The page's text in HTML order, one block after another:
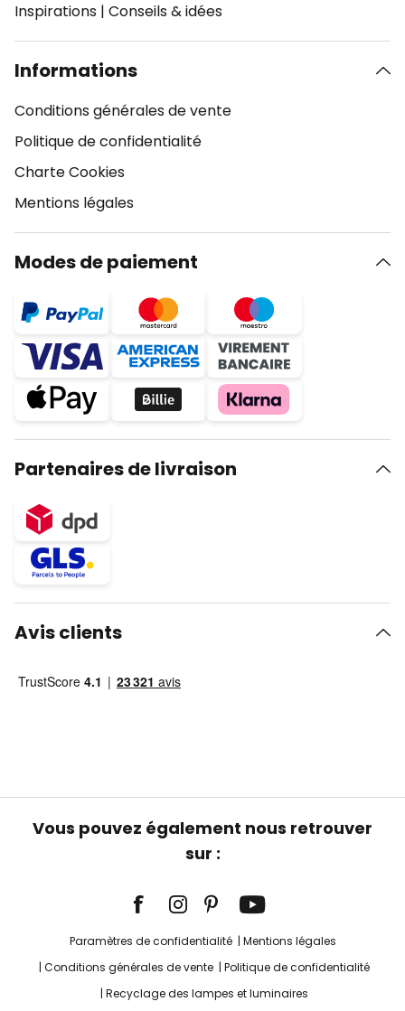
Inspirations | Conseils & idées
Informations
Conditions générales de vente
Politique de confidentialité
Charte Cookies
Mentions légales
Modes de paiement
Partenaires de livraison
Avis clients
Vous pouvez également nous retrouver
sur :
Paramètres de confidentialité
Mentions légales
Conditions générales de vente
Politique de confidentialité
Recyclage des lampes et luminaires